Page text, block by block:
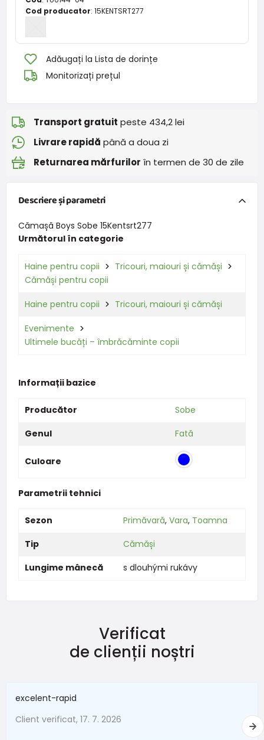
Cod producator: 15KENTSRT277
Adăugați la Lista de dorințe
Monitorizați prețul
Transport gratuit peste 434,2 lei
Livrare rapidă până a doua zi
Returnarea mărfurilor în termen de 30 de zile
Descriere și parametri
Cămașă Boys Sobe 15Kentsrt277
Următorul în categorie
Haine pentru copii
Tricouri, maiouri și cămăși
Cămăși pentru copii
Haine pentru copii Tricouri, maiouri și cămăși
Evenimente
Ultimele bucăți – îmbrăcăminte copii
Informații bazice
Producător
Sobe
Genul
Fată
Culoare
Parametrii tehnici
Sezon Primăvară, Vara, Toamna
Tip
Cămăși
Lungime mânecă
s dlouhými rukávy
Verificat
de clienții noștri
excelent-rapid
Client verificat, 17. 7. 2026